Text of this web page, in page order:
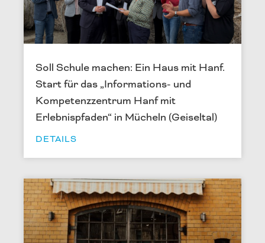
Soll Schule machen: Ein Haus mit Hanf.
Start für das „Informations- und
Kompetenzzentrum Hanf mit
Erlebnispfaden“ in Mücheln (Geiseltal)
DETAILS